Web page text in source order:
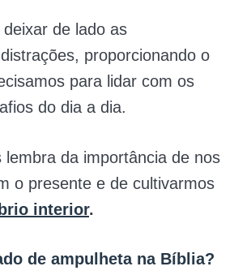
de lado as
proporcionando o
para lidar com os
do dia a dia.
lembra da importância de nos
o presente e de cultivarmos
interior.
de ampulheta na Bíblia?